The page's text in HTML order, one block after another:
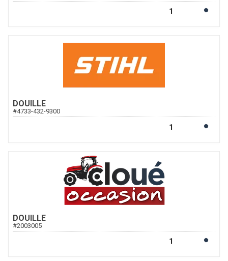
DOUILLE
#4733-432-9300
DOUILLE
#2003005